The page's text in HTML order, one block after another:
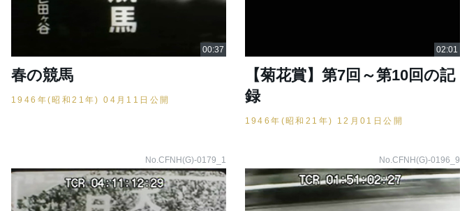
春の競馬
1946年(昭和21年) 04月11日公開
【菊花賞】第7回～第10回の記
録
1946年(昭和21年) 12月01日公開
No.CFNH(G)-0179_1 No.CFNH(G)-0196_9